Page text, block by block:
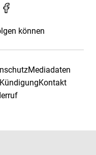
können
Mediadaten
KündigungKontakt